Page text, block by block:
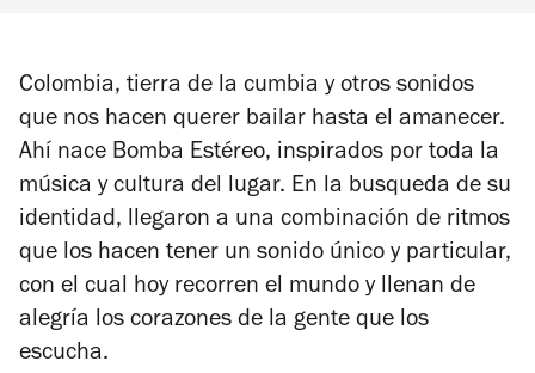
Colombia, tierra de la cumbia y otros sonidos
que nos hacen querer bailar hasta el amanecer.
Ahí nace Bomba Estéreo, inspirados por toda la
música y cultura del lugar. En la busqueda de su
identidad, llegaron a una combinación de ritmos
que los hacen tener un sonido único y particular,
con el cual hoy recorren el mundo y llenan de
alegría los corazones de la gente que los
escucha.